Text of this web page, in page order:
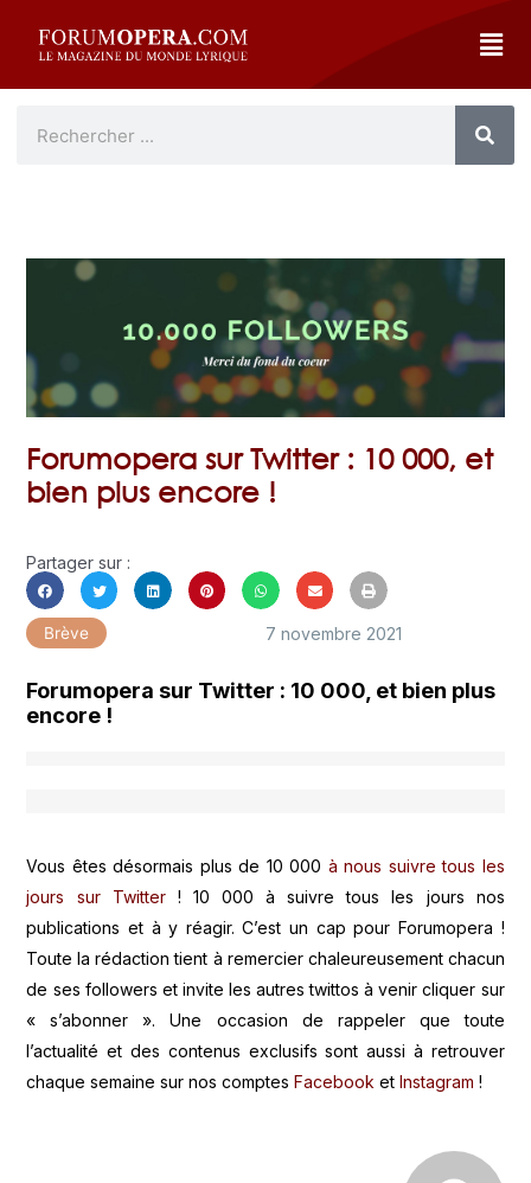
Forumopera sur Twitter : 10 000, et
bien plus encore !
Partager sur :
Brève 7 novembre 2021
Forumopera sur Twitter : 10 000, et bien plus
encore !
Vous êtes désormais plus de 10 000 à nous suivre tous les
jours sur Twitter! 10 000 à suivre tous les jours nos
publications et à y réagir. C’est un cap pour Forumopera !
Toute la rédaction tient à remercier chaleureusement chacun
de ses followers et invite les autres twittos à venir cliquer sur
« s’abonner ». Une occasion de rappeler que toute
l’actualité et des contenus exclusifs sont aussi à retrouver
chaque semaine sur nos comptesFacebook etInstagram !